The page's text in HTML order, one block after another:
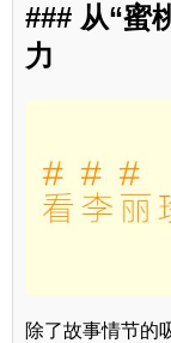
### 从“蜜
力
除了故事情节的